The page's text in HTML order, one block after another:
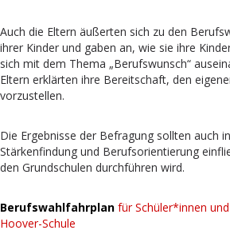
Auch die Eltern äußerten sich zu den
ihrer Kinder und gaben an, wie sie ihre
sich mit dem Thema „Berufswunsch“
Eltern erklärten ihre Bereitschaft, den
vorzustellen.
Die Ergebnisse der Befragung sollten auch
Stärkenfindung und Berufsorientierung
den Grundschulen durchführen wird.
Berufswahlfahrplan für Schüler*innen
Hoover-Schule